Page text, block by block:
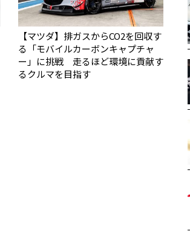
【マツダ】排ガスからCO2を回収す
る「モバイルカーボンキャプチャ
ー」に挑戦 走るほど環境に貢献す
るクルマを目指す